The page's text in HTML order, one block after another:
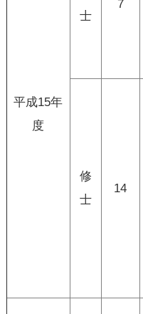
平成15年
度
士
7
修
士
14